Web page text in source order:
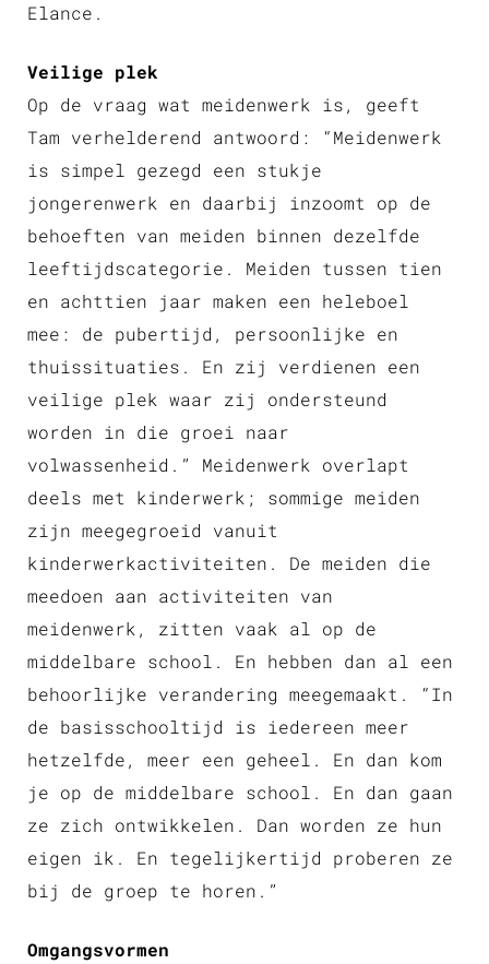
Elance.
Veilige plek
Op de vraag wat meidenwerk is, geeft
Tam verhelderend antwoord: “Meidenwerk
is simpel gezegd een stukje
jongerenwerk en daarbij inzoomt op de
behoeften van meiden binnen dezelfde
leeftijdscategorie. Meiden tussen tien
en achttien jaar maken een heleboel
mee: de pubertijd, persoonlijke en
thuissituaties. En zij verdienen een
veilige plek waar zij ondersteund
worden in die groei naar
volwassenheid.” Meidenwerk overlapt
deels met kinderwerk; sommige meiden
zijn meegegroeid vanuit
kinderwerkactiviteiten. De meiden die
meedoen aan activiteiten van
meidenwerk, zitten vaak al op de
middelbare school. En hebben dan al een
behoorlijke verandering meegemaakt. “In
de basisschooltijd is iedereen meer
hetzelfde, meer een geheel. En dan kom
je op de middelbare school. En dan gaan
ze zich ontwikkelen. Dan worden ze hun
eigen ik. En tegelijkertijd proberen ze
bij de groep te horen.”
Omgangsvormen